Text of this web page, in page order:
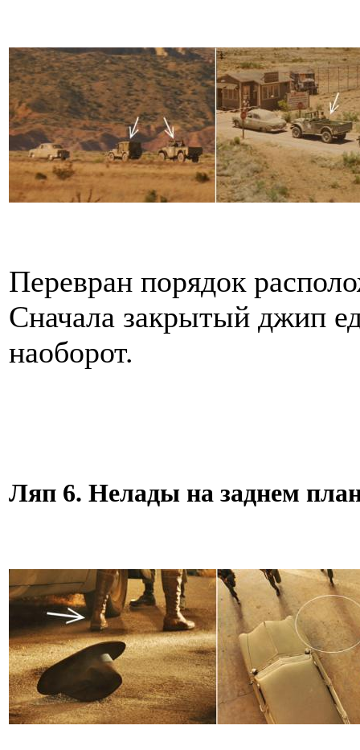
Перевран порядок
Сначала закрытый джип
наоборот.
Ляп 6. Нелады на заднем